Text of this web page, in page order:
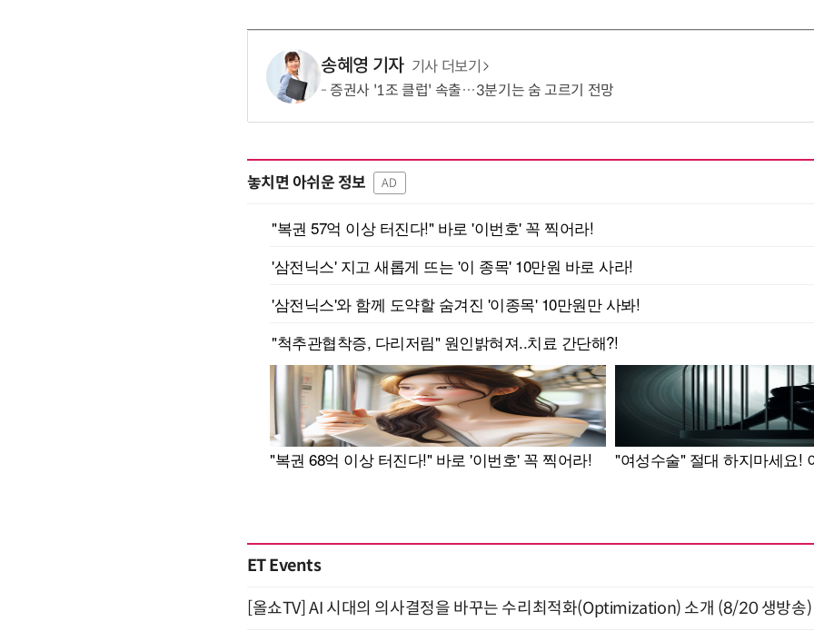
송혜영 기자 기사 더보기
증권사 '1조 클럽' 속출…3분기는 숨 고르기 전망
놓치면 아쉬운 정보 AD
ET Events
[올쇼TV] AI 시대의 의사결정을 바꾸는 수리최적화(Optimization) 소개 (8/20 생방송)